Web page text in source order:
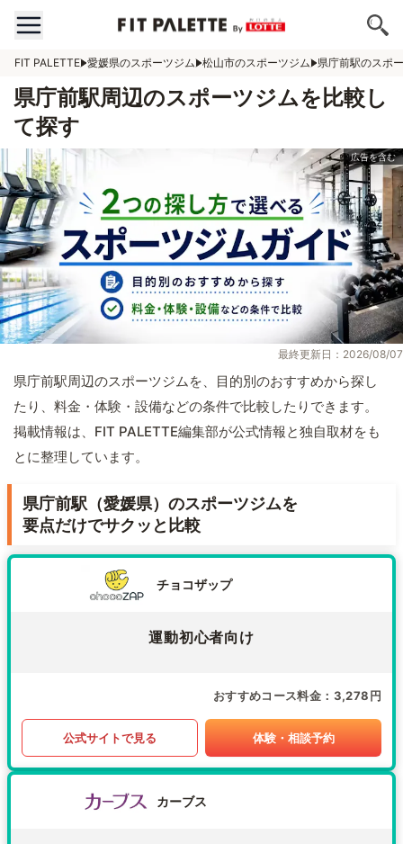
FIT PALETTE 愛媛県のスポーツジム 松山市のスポーツジム 県庁前駅のスポ
県庁前駅周辺のスポーツジムを比較し
て探す
最終更新日：2026/08/07
県庁前駅周辺のスポーツジムを、目的別のおすすめから探し
たり、料金・体験・設備などの条件で比較したりできます。
掲載情報は、FIT PALETTE編集部が公式情報と独自取材をも
とに整理しています。
県庁前駅（愛媛県）のスポーツジムを
要点だけでサクッと比較
チョコザップ
運動初心者向け
おすすめコース料金 3,278円
公式サイトで見る 体験・相談予約
カーブス